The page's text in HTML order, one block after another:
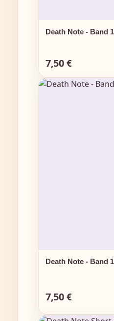
Death Note - Band
Regulärer Preis:
7,50 €
Death Note - Band
Regulärer Preis:
7,50 €